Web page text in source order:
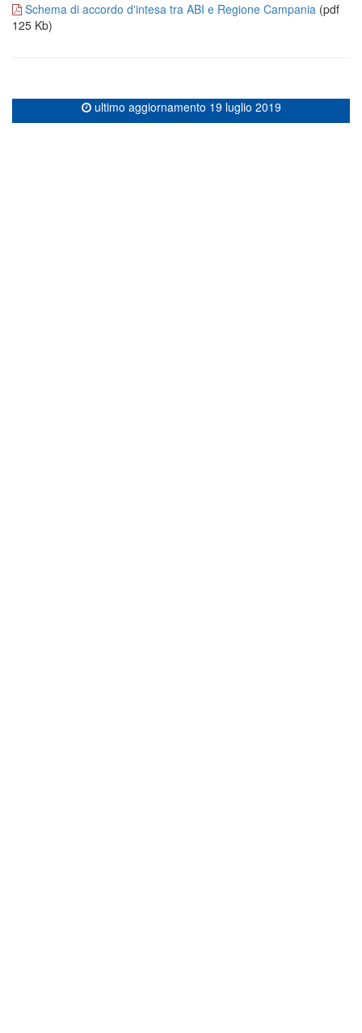
Schema di accordo d'intesa tra ABI e Regione Campania (pdf
125 Kb)
ultimo aggiornamento 19 luglio 2019